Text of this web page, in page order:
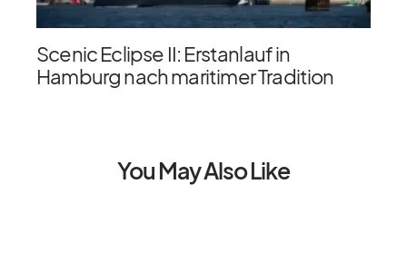
Scenic Eclipse II: Erstanlauf in
Hamburg nach maritimer Tradition
You May Also Like